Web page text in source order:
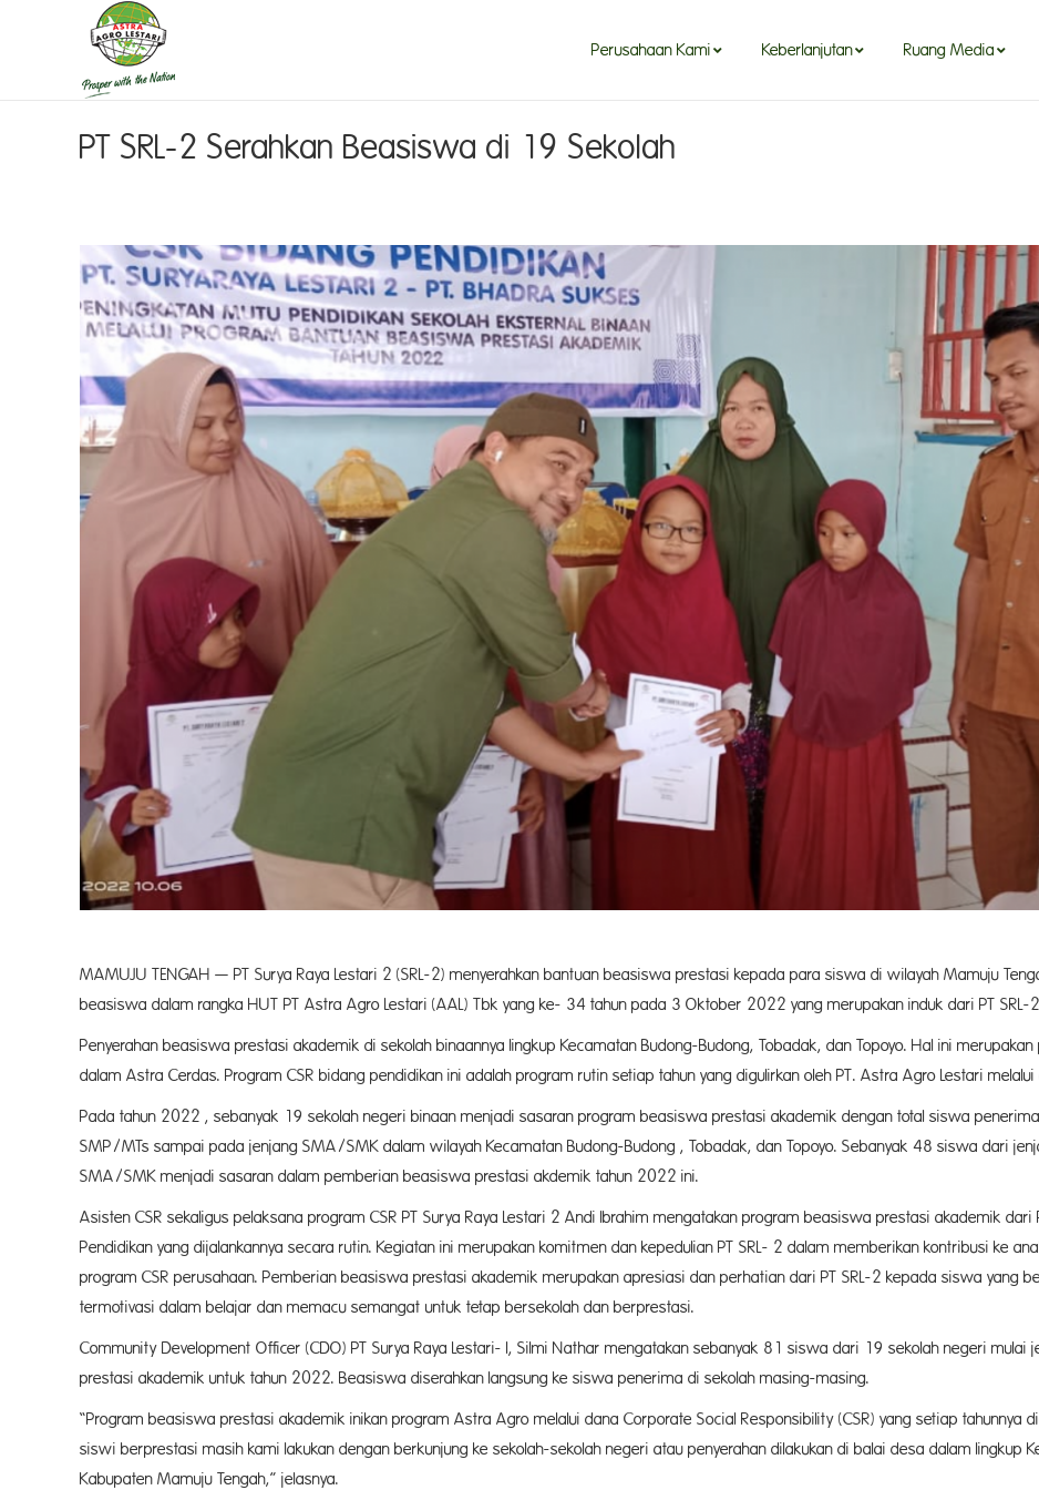
Perusahaan Kami Keberlanjutan Ruang Media
PT SRL-2 Serahkan Beasiswa di 19 Sekolah
MAMUJU TENGAH — PT Surya Raya Lestari 2 (SRL-2) menyerahkan bantuan beasiswa prestasi kepada para siswa di wilayah Mamuju
beasiswa dalam rangka HUT PT Astra Agro Lestari (AAL) Tbk yang ke- 34 tahun pada 3 Oktober 2022 yang merupakan induk dari PT SRL-
Penyerahan beasiswa prestasi akademik di sekolah binaannya lingkup Kecamatan Budong-Budong, Tobadak, dan Topoyo. Hal ini
dalam Astra Cerdas. Program CSR bidang pendidikan ini adalah program rutin setiap tahun yang digulirkan oleh PT. Astra Agro Lestari melalui
Pada tahun 2022 , sebanyak 19 sekolah negeri binaan menjadi sasaran program beasiswa prestasi akademik dengan total siswa
SMP/MTs sampai pada jenjang SMA/SMK dalam wilayah Kecamatan Budong-Budong , Tobadak, dan Topoyo. Sebanyak 48 siswa dari
SMA/SMK menjadi sasaran dalam pemberian beasiswa prestasi akdemik tahun 2022 ini.
Asisten CSR sekaligus pelaksana program CSR PT Surya Raya Lestari 2 Andi Ibrahim mengatakan program beasiswa prestasi akademik dari
Pendidikan yang dijalankannya secara rutin. Kegiatan ini merupakan komitmen dan kepedulian PT SRL- 2 dalam memberikan kontribusi ke
program CSR perusahaan. Pemberian beasiswa prestasi akademik merupakan apresiasi dan perhatian dari PT SRL-2 kepada siswa yang
termotivasi dalam belajar dan memacu semangat untuk tetap bersekolah dan berprestasi.
Community Development Officer (CDO) PT Surya Raya Lestari- I, Silmi Nathar mengatakan sebanyak 81 siswa dari 19 sekolah negeri
prestasi akademik untuk tahun 2022. Beasiswa diserahkan langsung ke siswa penerima di sekolah masing-masing.
“Program beasiswa prestasi akademik inikan program Astra Agro melalui dana Corporate Social Responsibility (CSR) yang setiap tahunnya
siswi berprestasi masih kami lakukan dengan berkunjung ke sekolah-sekolah negeri atau penyerahan dilakukan di balai desa dalam lingkup
Kabupaten Mamuju Tengah,” jelasnya.